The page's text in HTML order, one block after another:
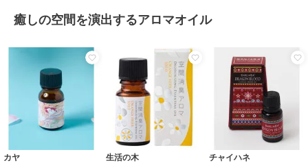
癒しの空間を演出するアロマオイル
カヤ 生活の木 チャイハネ